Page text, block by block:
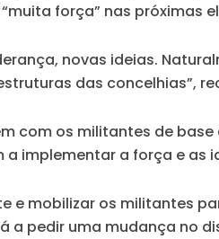
força” nas próximas
novas ideias.
das concelhias”,
com os militantes de
implementar a força e as
e mobilizar os militantes
a pedir uma mudança no